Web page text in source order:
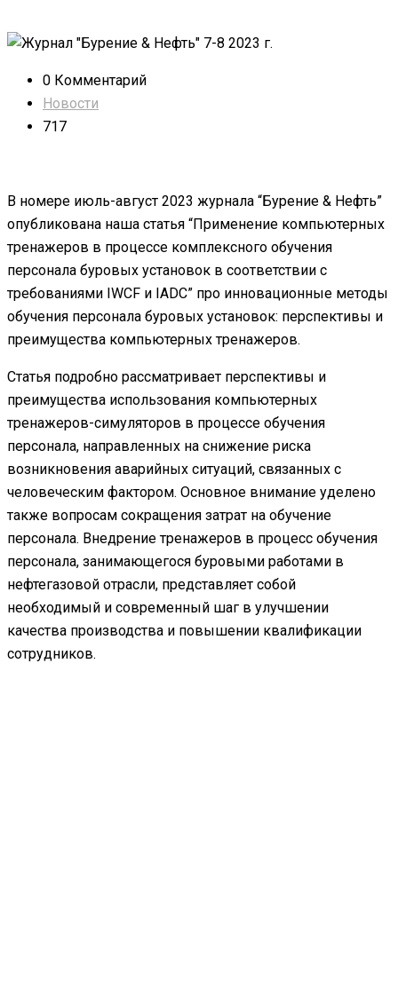
0 Комментарий
Новости
717
В номере июль-август 2023 журнала “Бурение & Нефть”
опубликована наша статья “Применение компьютерных
тренажеров в процессе комплексного обучения
персонала буровых установок в соответствии с
требованиями IWCF и IADC” про инновационные методы
обучения персонала буровых установок: перспективы и
преимущества компьютерных тренажеров.
Статья подробно рассматривает перспективы и
преимущества использования компьютерных
тренажеров-симуляторов в процессе обучения
персонала, направленных на снижение риска
возникновения аварийных ситуаций, связанных с
человеческим фактором. Основное внимание уделено
также вопросам сокращения затрат на обучение
персонала. Внедрение тренажеров в процесс обучения
персонала, занимающегося буровыми работами в
нефтегазовой отрасли, представляет собой
необходимый и современный шаг в улучшении
качества производства и повышении квалификации
сотрудников.